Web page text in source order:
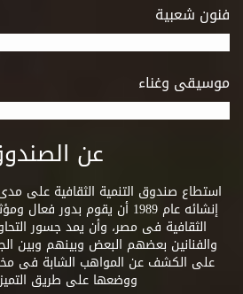
فنون شعبية
موسيقى وغناء
عن
استطاع صندوق التنمية الثقافية على
إنشائه عام 1989 أن يقوم بدور
الثقافية فى مصر، وأن يمد جسور
والفنانين بعضهم البعض وبينهم وبين
على الكشف عن المواهب الشابة فى
ووضعها على طريق التميز